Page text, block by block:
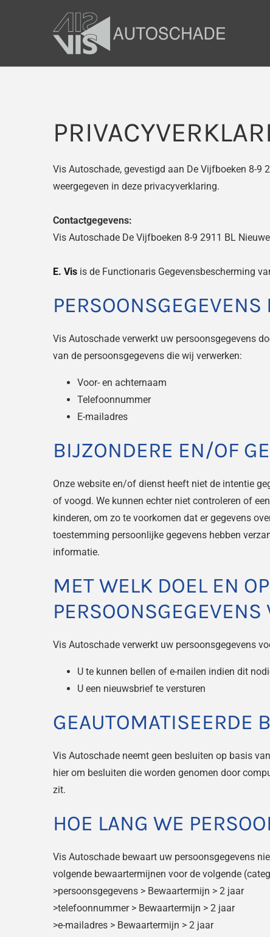
Vis Autoschade, gevestigd aan De Vijfboeken 8-9
weergegeven in deze privacyverklaring.
Contactgegevens:
Vis Autoschade De Vijfboeken 8-9 2911 BL
E. Vis is de Functionaris Gegevensbescherming
Vis Autoschade verwerkt uw persoonsgegevens
van de persoonsgegevens die wij verwerken:
Voor- en achternaam
Telefoonnummer
E-mailadres
BIJZONDERE EN/OF
Onze website en/of dienst heeft niet de intentie
of voogd. We kunnen echter niet controleren of
kinderen, om zo te voorkomen dat er gegevens
toestemming persoonlijke gegevens hebben
informatie.
MET WELK DOEL EN
PERSOONSGEGEVENS
Vis Autoschade verwerkt uw persoonsgegevens
U te kunnen bellen of e-mailen indien dit
U een nieuwsbrief te versturen
GEAUTOMATISEERDE
Vis Autoschade neemt geen besluiten op basis
hier om besluiten die worden genomen door
zit.
HOE LANG WE
Vis Autoschade bewaart uw persoonsgegevens
volgende bewaartermijnen voor de volgende
>persoonsgegevens > Bewaartermijn > 2 jaar
>telefoonnummer > Bewaartermijn > 2 jaar
>e-mailadres > Bewaartermijn > 2 jaar